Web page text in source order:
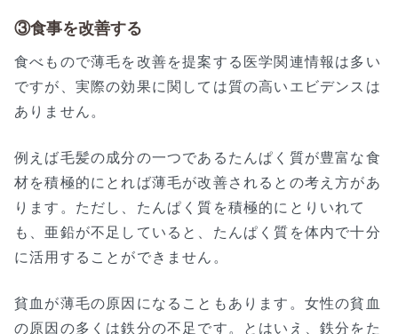
③食事を改善する
食べもので薄毛を改善を提案する医学関連情報は多い
ですが、実際の効果に関しては質の高いエビデンスは
ありません。
例えば毛髪の成分の一つであるたんぱく質が豊富な食
材を積極的にとれば薄毛が改善されるとの考え方があ
ります。ただし、たんぱく質を積極的にとりいれて
も、亜鉛が不足していると、たんぱく質を体内で十分
に活用することができません。
貧血が薄毛の原因になることもあります。女性の貧血
の原因の多くは鉄分の不足です。とはいえ、鉄分をた